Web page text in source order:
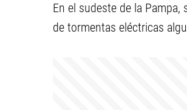
En el sudeste de la
de tormentas eléctricas